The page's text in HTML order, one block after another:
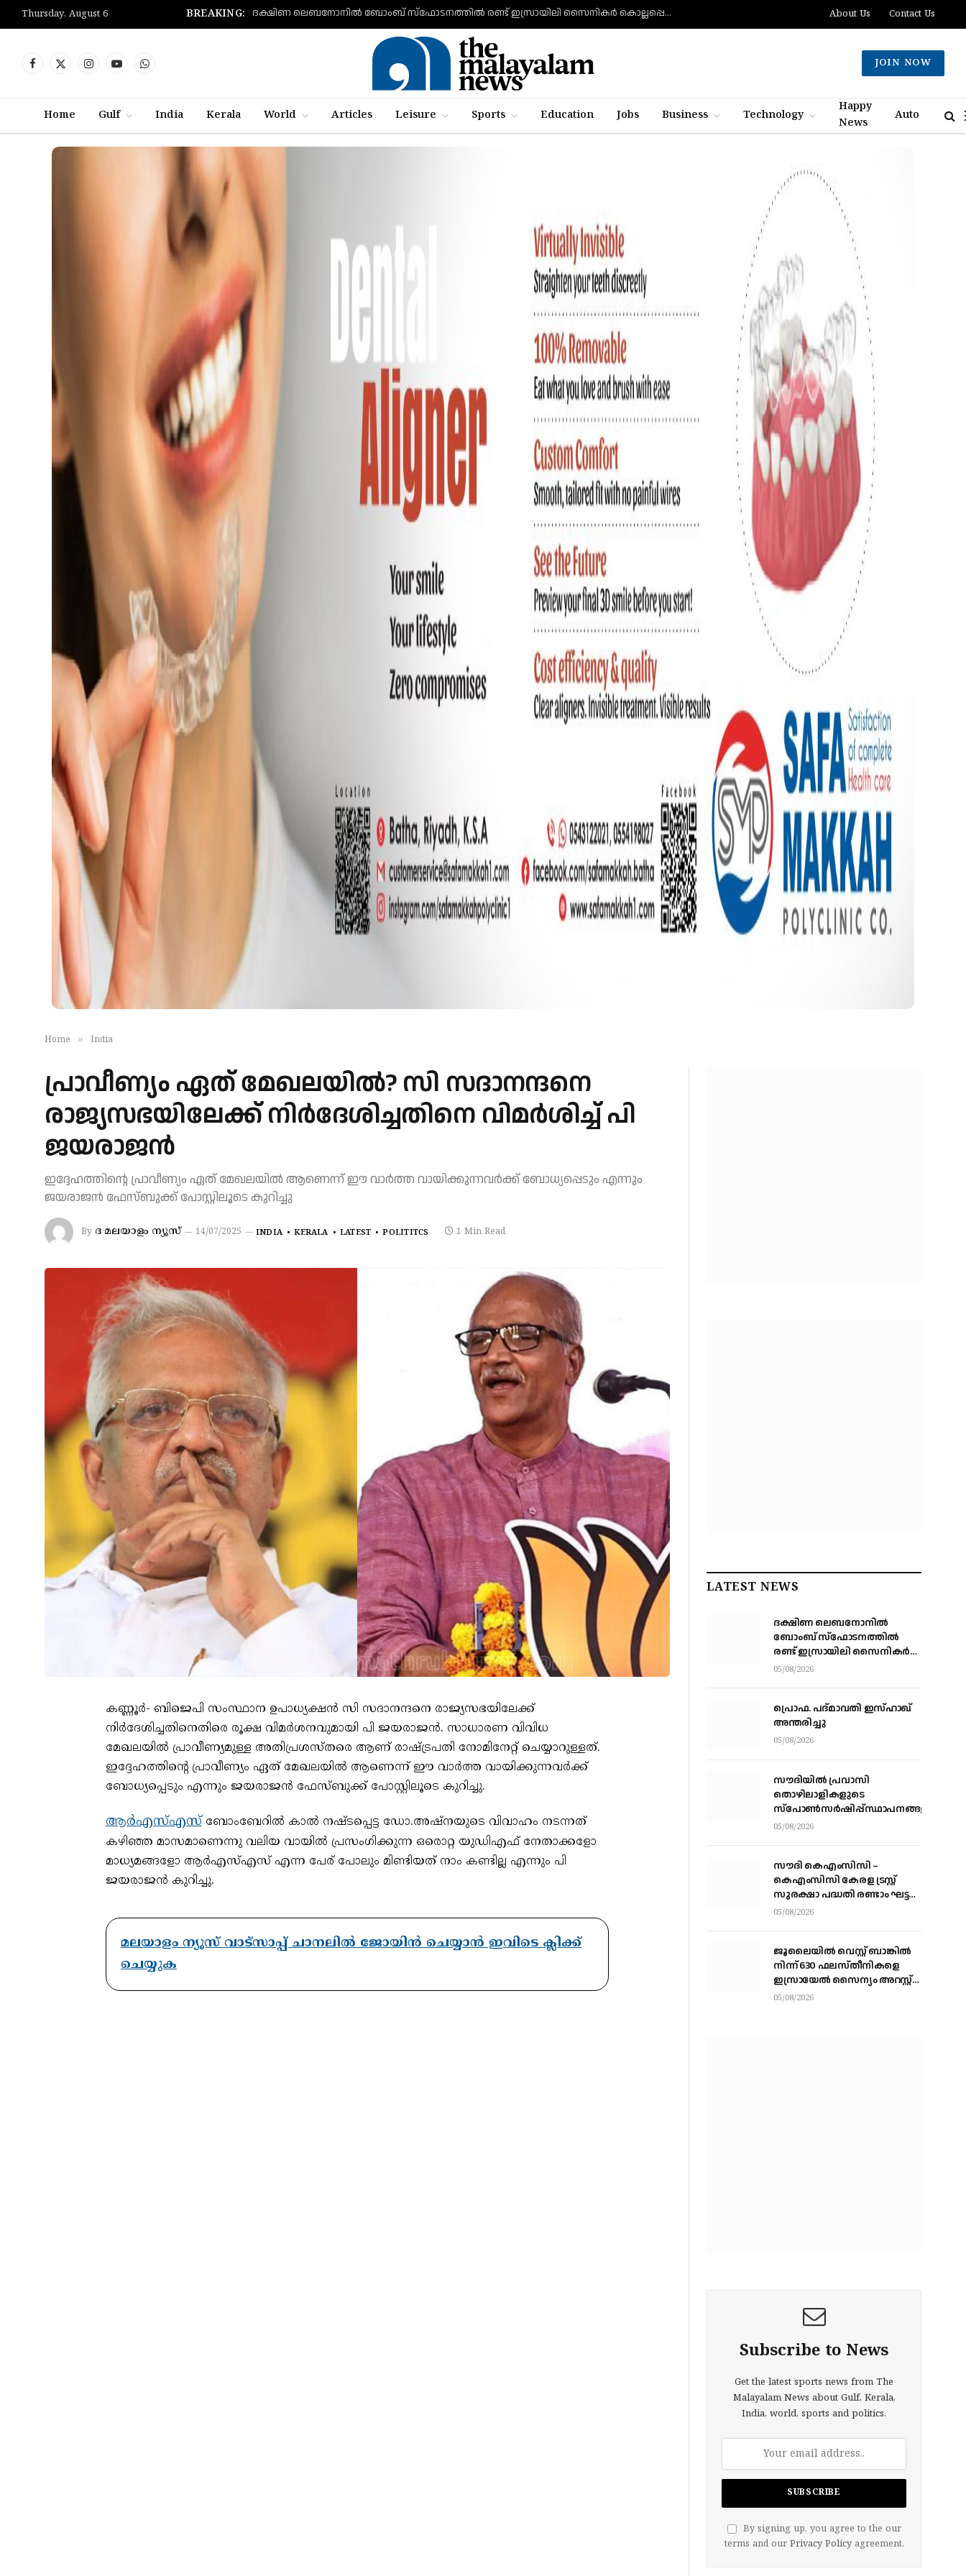
Thursday, August 6 BREAKING: ദക്ഷിണ ലെബനോനില്‍ ബോംബ് സ്‌ഫോടനത്തില്‍ രണ്ട് ഇസ്രായിലി സൈനികര്‍ കൊല്ലപ്പെട്ടു; ഏഴുപേര്‍ക്ക് പരിക്ക് About Us Contact Us
Facebook
X
InstagramYouTubeWhatsApp
JOIN NOW
Home Gulf India Kerala World Articles Leisure Sports Education Jobs Business Technology
Happy
News
Auto
Home » India
പ്രാവീണ്യം ഏത് മേഖലയിൽ? സി സദാനന്ദനെ
രാജ്യസഭയിലേക്ക് നിർദേശിച്ചതിനെ വിമർശിച്ച് പി
ജയരാജൻ
ഇദ്ദേഹത്തിന്റെ പ്രാവീണ്യം ഏത് മേഖലയിൽ ആണെന്ന് ഈ വാർത്ത വായിക്കുന്നവർക്ക് ബോധ്യപ്പെടും എന്നും
ജയരാജൻ ഫേസ്ബുക്ക് പോസ്റ്റിലൂടെ കുറിച്ചു
By ദ മലയാളം ന്യൂസ് 14/07/2025 INDIA KERALA LATEST POLITITCS 1 Min Read
കണ്ണൂർ- ബിജെപി സംസ്ഥാന ഉപാധ്യക്ഷൻ സി സദാനന്ദനെ രാജ്യസഭയിലേക്ക്
നിർദേശിച്ചതിനെതിരെ രൂക്ഷ വിമർശനവുമായി പി ജയരാജൻ. സാധാരണ വിവിധ
മേഖലയിൽ പ്രാവീണ്യമുള്ള അതിപ്രശസ്തരെ ആണ് രാഷ്ട്രപതി നോമിനേറ്റ് ചെയ്യാറുള്ളത്.
ഇദ്ദേഹത്തിന്റെ പ്രാവീണ്യം ഏത് മേഖലയിൽ ആണെന്ന് ഈ വാർത്ത വായിക്കുന്നവർക്ക്
ബോധ്യപ്പെടും എന്നും ജയരാജൻ ഫേസ്ബുക്ക് പോസ്റ്റിലൂടെ കുറിച്ചു.
ആർഎസ്എസ് ബോംബേറിൽ കാൽ നഷ്ടപ്പെട്ട ഡോ.അഷ്നയുടെ വിവാഹം നടന്നത്
കഴിഞ്ഞ മാസമാണെന്നു വലിയ വായിൽ പ്രസം​ഗിക്കുന്ന ഒരൊറ്റ യുഡിഎഫ് നേതാക്കളോ
മാധ്യമങ്ങളോ ആർഎസ്എസ് എന്ന പേര് പോലും മിണ്ടിയത് നാം കണ്ടില്ല എന്നും പി
ജയരാജൻ കുറിച്ചു.
മലയാളം ന്യൂസ് വാട്സാപ്പ് ചാനലിൽ ജോയിൻ ചെയ്യാൻ ഇവിടെ ക്ലിക്ക്
ചെയ്യുക
LATEST NEWS
ദക്ഷിണ ലെബനോനില്‍
ബോംബ് സ്‌ഫോടനത്തില്‍
രണ്ട് ഇസ്രായിലി സൈനികര്‍
കൊല്ലപ്പെട്ടു; ഏഴുപേര്‍ക്ക്
05/08/2026
പ്രൊഫ. പദ്മാവതി ഇസ്ഹാഖ്
അന്തരിച്ചു
05/08/2026
സൗദിയില്‍ പ്രവാസി
തൊഴിലാളികളുടെ
സ്‌പോണ്‍സര്‍ഷിപ്പ്സ്ഥാപനങ്ങളില്‍
നിന്ന് വ്യക്തികളിലേക്ക് മാറ്റാന്‍
05/08/2026
സൗദി കെഎംസിസി –
കെഎംസിസി കേരള ട്രസ്റ്റ്
സുരക്ഷാ പദ്ധതി രണ്ടാം ഘട്ട
ആനുകൂല്യ വിതരണം
05/08/2026
ജൂലൈയില്‍ വെസ്റ്റ് ബാങ്കില്‍
നിന്ന് 630 ഫലസ്തീനികളെ
ഇസ്രായേല്‍ സൈന്യം അറസ്റ്റ്
ചെയ്തു
05/08/2026
Subscribe to News
Get the latest sports news from The
Malayalam News about Gulf, Kerala,
India, world, sports and politics.
By signing up, you agree to the our
terms and our Privacy Policyagreement.